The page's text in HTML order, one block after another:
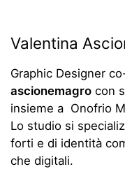
Valentina
Graphic Designer
ascionemagro con
insieme a Onofrio
Lo studio si
forti e di identità
che digitali.